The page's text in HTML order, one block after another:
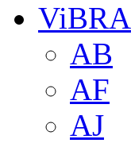
ViBRA
AB
AF
AJ